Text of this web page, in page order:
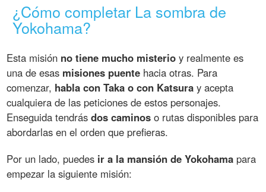
¿Cómo completar La sombra de
Yokohama?
Esta misión no tiene mucho misterio y realmente es
una de esas misiones puente hacia otras. Para
comenzar, habla con Taka o con Katsura y acepta
cualquiera de las peticiones de estos personajes.
Enseguida tendrásdos caminos o rutas disponibles para
abordarlas en el orden que prefieras.
Por un lado, puedes ir a la mansión de Yokohama para
empezar la siguiente misión: